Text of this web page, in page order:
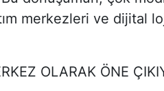
merkezleri ve dijital
OLARAK ÖNE